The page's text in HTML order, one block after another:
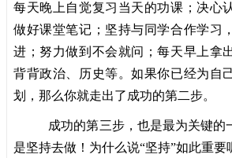
每天晚上自觉复习当天的功课；决心
做好课堂笔记；坚持与同学合作学习
进；努力做到不会就问；每天早上拿
背背政治、历史等。如果你已经为自
划，那么你就走出了成功的第二步。
成功的第三步，也是最为关键的
是坚持去做！为什么说“坚持”如此重要